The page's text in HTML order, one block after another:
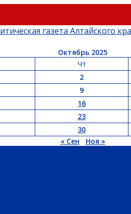
Октябрь 2025
Чт
2
9
16
23
30
« Сен
Ноя »